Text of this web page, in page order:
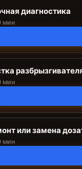
диагностика
мин
мин
или замена
мин